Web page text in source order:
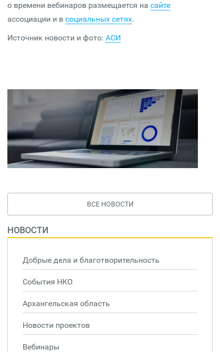
о времени вебинаров размещается на сайте
ассоциации и в социальных сетях.
Источник новости и фото: АСИ
ВСЕ НОВОСТИ
НОВОСТИ
Добрые дела и благотворительность
События НКО
Архангельская область
Новости проектов
Вебинары